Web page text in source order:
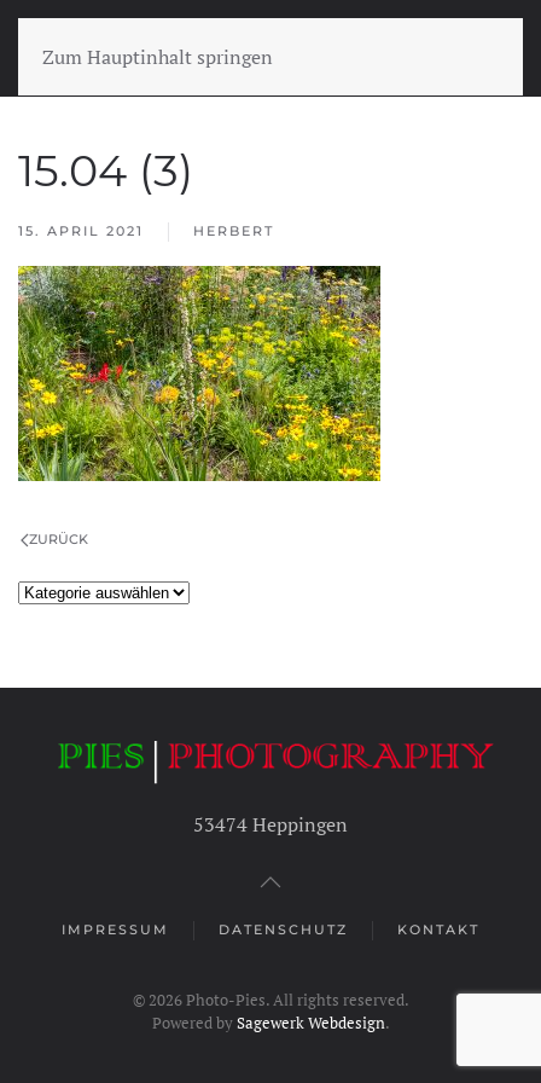
Zum Hauptinhalt springen
15.04 (3)
15. APRIL 2021 HERBERT
ZURÜCK
Kategorien
53474 Heppingen
IMPRESSUM DATENSCHUTZ KONTAKT
© 2026Photo-Pies. All rights reserved.
Powered bySagewerk Webdesign.